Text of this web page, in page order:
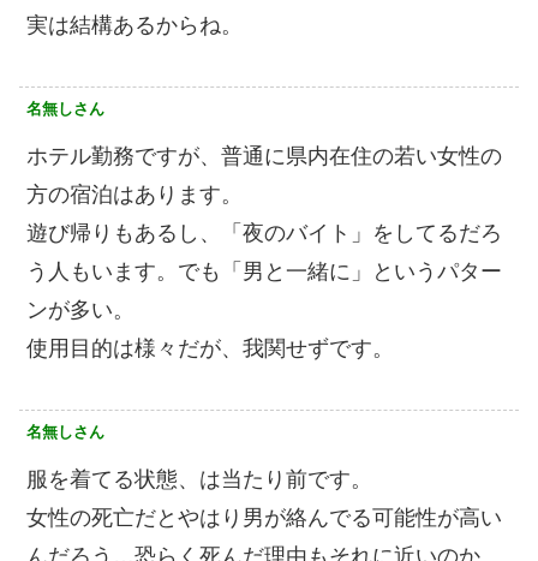
実は結構あるからね。
名無しさん
ホテル勤務ですが、普通に県内在住の若い女性の
方の宿泊はあります。
遊び帰りもあるし、「夜のバイト」をしてるだろ
う人もいます。でも「男と一緒に」というパター
ンが多い。
使用目的は様々だが、我関せずです。
名無しさん
服を着てる状態、は当たり前です。
女性の死亡だとやはり男が絡んでる可能性が高い
んだろう…恐らく死んだ理由もそれに近いのか